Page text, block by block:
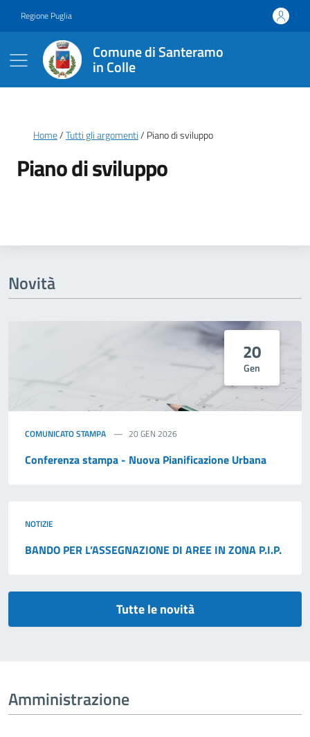
Regione Puglia
Comune di Santeramo
in Colle
Briciole di pane
Home Tutti gli argomenti Piano di sviluppo
Piano di sviluppo
Novità
20
Gen
COMUNICATO STAMPA 20 GEN 2026
Conferenza stampa - Nuova Pianificazione Urbana
NOTIZIE
BANDO PER L’ASSEGNAZIONE DI AREE IN ZONA P.I.P.
Tutte le novità
Amministrazione